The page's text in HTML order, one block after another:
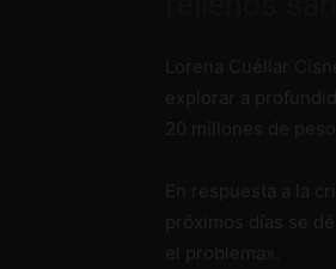
Lorena Cuéllar
explorar a
20 millones de
En respuesta a la
próximos días se
el problema».